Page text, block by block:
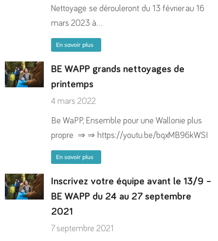
Nettoyage se dérouleront du 13 février au 16
mars 2023 à…
En savoir plus
BE WAPP grands nettoyages de
printemps
4 mars 2022
Be WaPP, Ensemble pour une Wallonie plus
propre ⇒ ⇒ https://youtu.be/bqxMB96kWSI
En savoir plus
Inscrivez votre équipe avant le 13/9 –
BE WAPP du 24 au 27 septembre
2021
7 septembre 2021